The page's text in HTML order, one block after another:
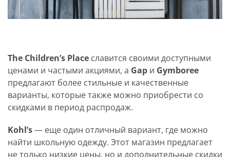
The Children’s Place славится своими доступными
ценами и частыми акциями, а Gap и Gymboree
предлагают более стильные и качественные
варианты, которые также можно приобрести со
скидками в период распродаж.
Kohl’s— еще один отличный вариант, где можно
найти школьную одежду. Этот магазин предлагает
не только низкие цены, но и дополнительные скидки